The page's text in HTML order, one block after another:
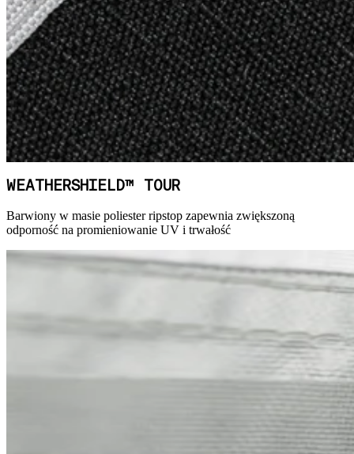
WEATHERSHIELD™ TOUR
Barwiony w masie poliester ripstop zapewnia zwiększoną
odporność na promieniowanie UV i trwałość